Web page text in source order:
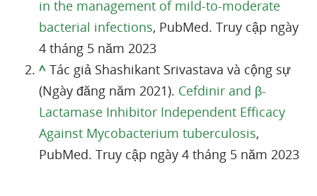
in the management of mild-to-moderate
bacterial infections, PubMed. Truy cập ngày
4 tháng 5 năm 2023
^ Tác giả Shashikant Srivastava và cộng sự
(Ngày đăng năm 2021). Cefdinir and β-
Lactamase Inhibitor Independent Efficacy
Against Mycobacterium tuberculosis,
PubMed. Truy cập ngày 4 tháng 5 năm 2023